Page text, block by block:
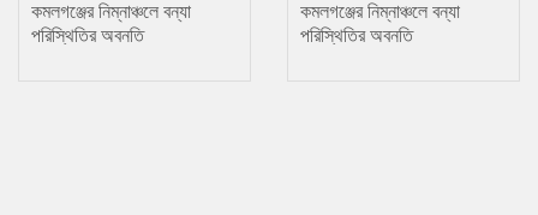
কমলগঞ্জের নিম্নাঞ্চলে বন্যা
পরিস্থিতির অবনতি
কমলগঞ্জের নিম্নাঞ্চলে বন্যা
পরিস্থিতির অবনতি